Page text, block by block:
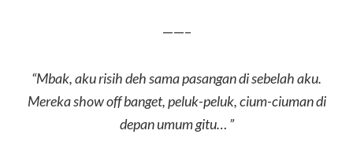
——–
“Mbak, aku risih deh sama pasangan di sebelah aku.
Mereka show off banget, peluk-peluk, cium-ciuman di
depan umum gitu… ”